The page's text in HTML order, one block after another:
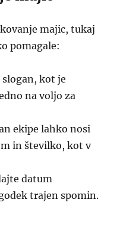
majic, tukaj
pomagale:
kot je
na voljo za
ekipe lahko nosi
in številko, kot v
datum
trajen spomin.